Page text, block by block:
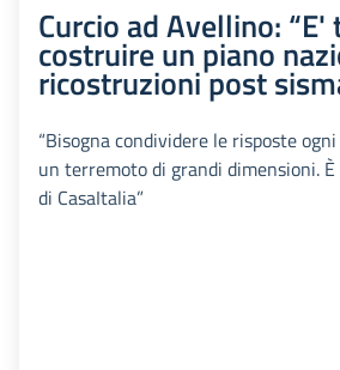
Curcio ad Avellino:
costruire un piano
ricostruzioni post
“Bisogna condividere le risposte
un terremoto di grandi dimensioni.
di CasaItalia”